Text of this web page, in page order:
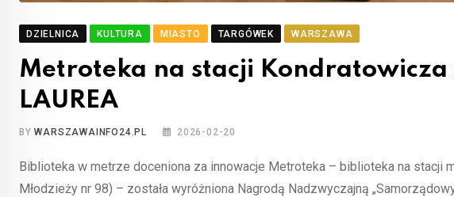
DZIELNICA KULTURA MIASTO TARGÓWEK WARSZAWA
Metroteka na stacji
LAUREA
BYWARSZAWAINFO24.PL 2026-02-20
Biblioteka w metrze doceniona za innowacje Metroteka – biblioteka na stacji
Młodzieży nr 98) – została wyróżniona Nagrodą Nadzwyczajną